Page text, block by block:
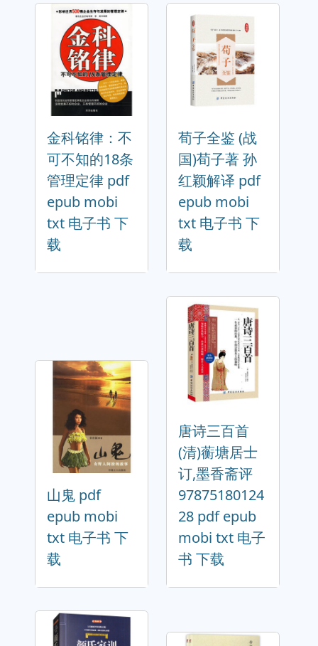
金科铭律：不
可不知的18条
管理定律 pdf
epub mobi
txt 电子书 下
载
荀子全鉴 (战
国)荀子著 孙
红颖解译 pdf
epub mobi
txt 电子书 下
载
山鬼 pdf
epub mobi
txt 电子书 下
载
唐诗三百首
(清)蘅塘居士
订,墨香斋评
97875180124
28 pdf epub
mobi txt 电子
书 下载